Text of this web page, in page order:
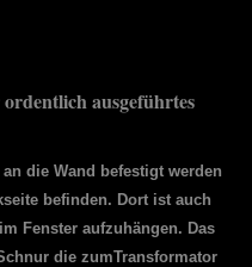
ausgeführtes
die Wand befestigt werden
befinden. Dort ist auch
Fenster aufzuhängen. Das
die zumTransformator